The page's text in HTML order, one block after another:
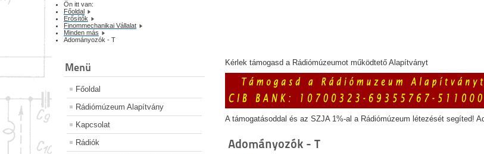
Ön itt van:
Főoldal
Erősítők
Finommechanikai Vállalat
Minden más
Adományozók - T
Menü
Főoldal
Rádiómúzeum Alapítvány
Kapcsolat
Rádiók
Kérlek támogasd a Rádiómúzeumot működtető Alapítványt
A támogatásoddal és az SZJA 1%-al a Rádiómúzeum létezését segíted!
Adományozók - T